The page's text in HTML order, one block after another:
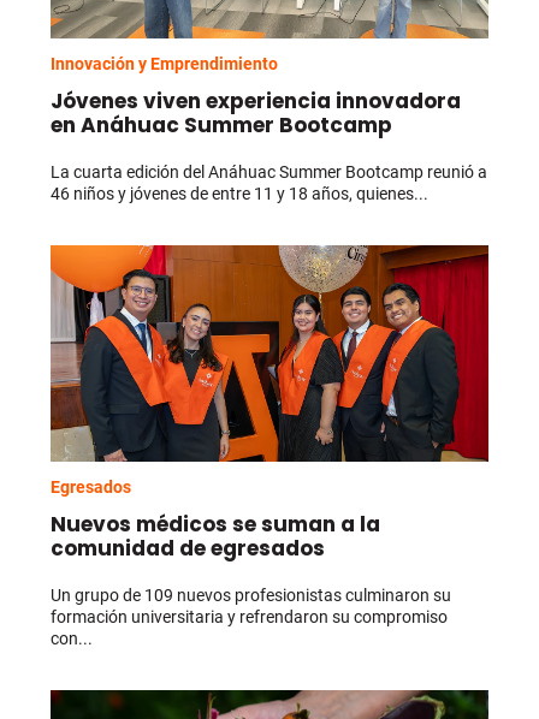
Innovación y Emprendimiento
Jóvenes viven experiencia innovadora
en Anáhuac Summer Bootcamp
La cuarta edición del Anáhuac Summer Bootcamp reunió a
46 niños y jóvenes de entre 11 y 18 años, quienes...
Egresados
Nuevos médicos se suman a la
comunidad de egresados
Un grupo de 109 nuevos profesionistas culminaron su
formación universitaria y refrendaron su compromiso
con...